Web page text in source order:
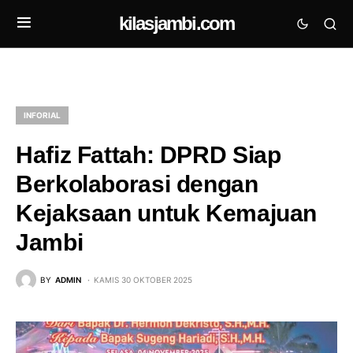
kilasjambi.com
INFORIAL
Hafiz Fattah: DPRD Siap
Berkolaborasi dengan
Kejaksaan untuk Kemajuan
Jambi
BY ADMIN KAMIS 30 OKTOBER 2025